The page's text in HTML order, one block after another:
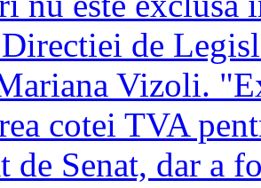
de
Vizoli.
cotei TVA
de Senat, dar a